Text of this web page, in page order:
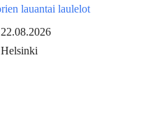
lauantai laulelot
22.08.2026
Helsinki